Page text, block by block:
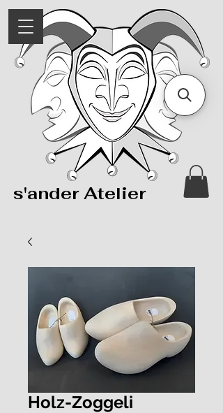
s'ander Atelier
Holz-Zoggeli